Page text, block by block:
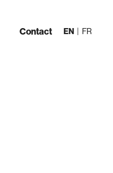
Contact